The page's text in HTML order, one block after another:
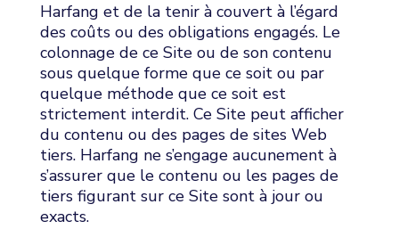
Harfang et de la tenir à couvert à l’égard
des coûts ou des obligations engagés. Le
colonnage de ce Site ou de son contenu
sous quelque forme que ce soit ou par
quelque méthode que ce soit est
strictement interdit. Ce Site peut afficher
du contenu ou des pages de sites Web
tiers. Harfang ne s’engage aucunement à
s’assurer que le contenu ou les pages de
tiers figurant sur ce Site sont à jour ou
exacts.